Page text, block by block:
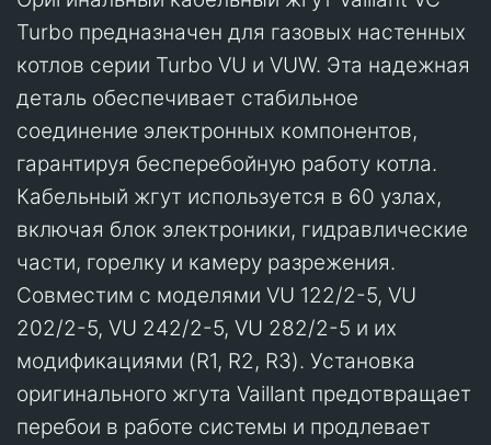
Turbo предназначен для газовых настенных
котлов серии Turbo VU и VUW. Эта надежная
деталь обеспечивает стабильное
соединение электронных компонентов,
гарантируя бесперебойную работу котла.
Кабельный жгут используется в 60 узлах,
включая блок электроники, гидравлические
части, горелку и камеру разрежения.
Совместим с моделями VU 122/2-5, VU
202/2-5, VU 242/2-5, VU 282/2-5 и их
модификациями (R1, R2, R3). Установка
оригинального жгута Vaillant предотвращает
перебои в работе системы и продлевает